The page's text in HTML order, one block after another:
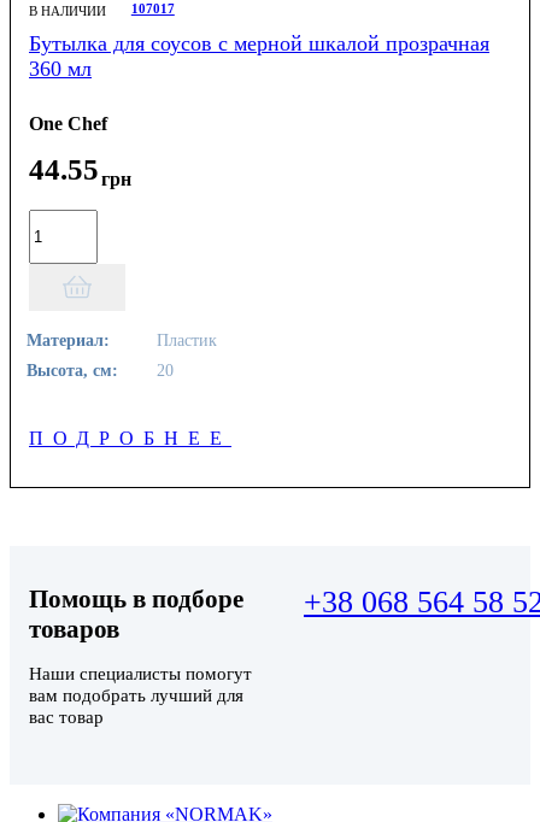
В НАЛИЧИИ 107017
Бутылка для соусов с мерной шкалой прозрачная
360 мл
One Chef
44.55грн
Материал:
Пластик
Высота, см:
20
ПОДРОБНЕЕ
Помощь в подборе
товаров
Наши специалисты помогут
вам подобрать лучший для
вас товар
+38 068 564 58